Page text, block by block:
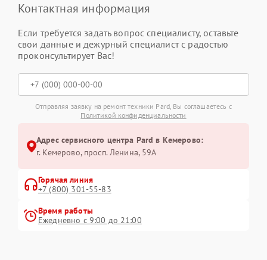
Контактная информация
Если требуется задать вопрос специалисту, оставьте
свои данные и дежурный специалист с радостью
проконсультирует Вас!
Отправляя заявку на ремонт техники Pard, Вы соглашаетесь с
Политикой конфиденциальности
Адрес сервисного центра Pard в Кемерово:
г. Кемерово, просп. Ленина, 59А
Горячая линия
+7 (800) 301-55-83
Время работы
Ежедневно с 9:00 до 21:00